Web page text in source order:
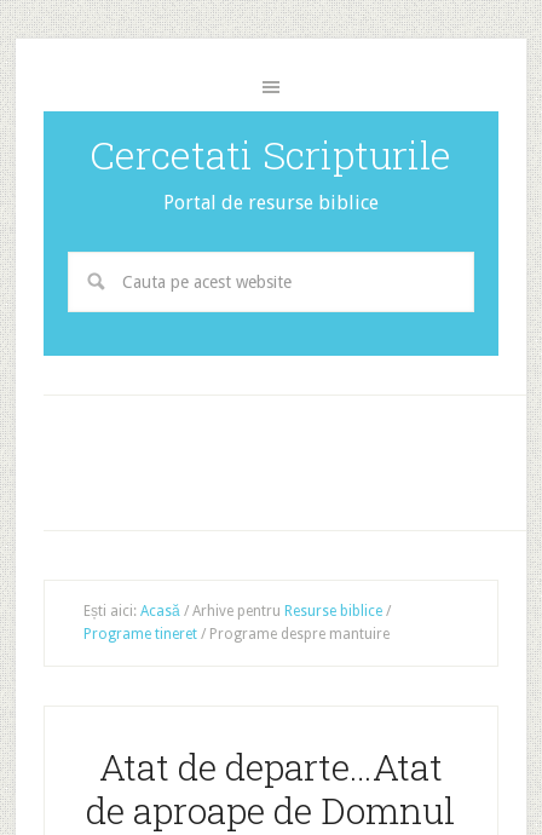
Cercetati Scripturile
Portal de resurse biblice
Ești aici: Acasă /Arhive pentru Resurse biblice /
Programe tineret /Programe despre mantuire
Atat de departe…Atat
de aproape de Domnul